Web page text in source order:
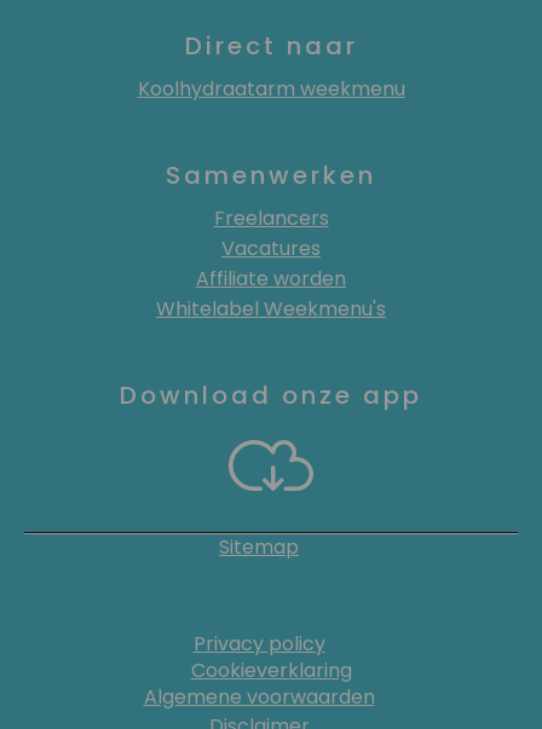
Direct naar
Koolhydraatarm weekmenu
Samenwerken
Freelancers
Vacatures
Affiliate worden
Whitelabel Weekmenu's
Download onze app
Sitemap
Privacy policy
Cookieverklaring
Algemene voorwaarden